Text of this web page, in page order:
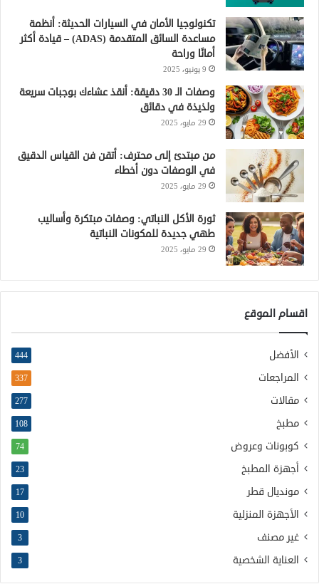
تكنولوجيا الأمان في السيارات الحديثة: أنظمة
مساعدة السائق المتقدمة (ADAS) – قيادة أكثر
أمانًا وراحة
9 يونيو، 2025
وصفات الـ 30 دقيقة: أنقذ عشاءك بوجبات سريعة
ولذيذة في دقائق
29 مايو، 2025
من مبتدئ إلى محترف: أتقن فن القياس الدقيق
في الوصفات دون أخطاء
29 مايو، 2025
ثورة الأكل النباتي: وصفات مبتكرة وأساليب
طهي جديدة للمكونات النباتية
29 مايو، 2025
اقسام الموقع
الأفضل 444
المراجعات 337
مقالات 277
مطبخ 108
كوبونات وعروض 74
أجهزة المطبخ 23
مونديال قطر 17
الأجهزة المنزلية 10
غير مصنف 3
العناية الشخصية 3